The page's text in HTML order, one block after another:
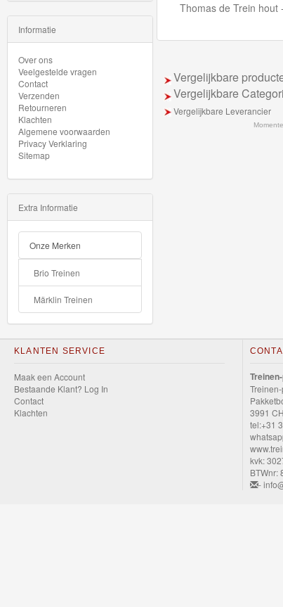
Thomas
de
Trein
Accessoires
Thomas
de
Trein
Minis
Houten
Speelgoed
Thomas
Pre-
School
Chuggington
Wheels
Majorette
Thomas de Trein hout
Vergelijkbare
Vergelijkbare
Vergelijkbare Leverancier
Informatie
Over ons
Veelgestelde vragen
Contact
Verzenden
Retourneren
Klachten
Algemene voorwaarden
Privacy Verklaring
Sitemap
Extra Informatie
Onze Merken
Brio Treinen
Märklin Treinen
KLANTEN SERVICE
Maak een Account
Bestaande Klant? Log In
Contact
Klachten
3991
tel:+31
kvk:
BTWnr:
-